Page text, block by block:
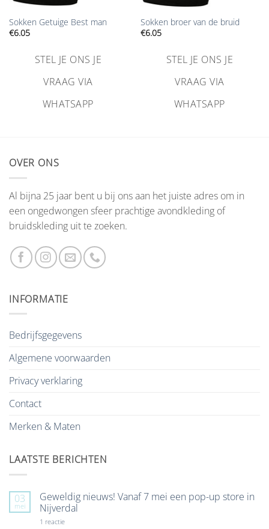
Sokken Getuige Best man
€6.05
STEL JE ONS JE
VRAAG VIA
WHATSAPP
Sokken broer van de bruid
€6.05
STEL JE ONS JE
VRAAG VIA
WHATSAPP
OVER ONS
Al bijna 25 jaar bent u bij ons aan het juiste adres om in
een ongedwongen sfeer prachtige avondkleding of
bruidskleding uit te zoeken.
INFORMATIE
Bedrijfsgegevens
Algemene voorwaarden
Privacy verklaring
Contact
Merken & Maten
LAATSTE BERICHTEN
03
mei
Geweldig nieuws! Vanaf 7 mei een pop-up store in
Nijverdal
1 reactieop